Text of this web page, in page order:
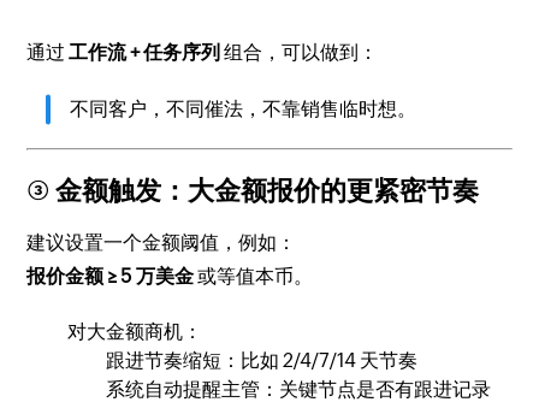
通过工作流 + 任务序列 组合，可以做到：
不同客户，不同催法，不靠销售临时想。
③ 金额触发：大金额报价的更紧密节奏
建议设置一个金额阈值，例如：
报价金额 ≥ 5 万美金或等值本币。
对大金额商机：
跟进节奏缩短：比如 2/4/7/14 天节奏
系统自动提醒主管：关键节点是否有跟进记录